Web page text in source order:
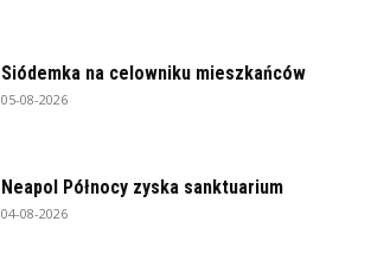
Siódemka na celowniku mieszkańców
05-08-2026
Neapol Północy zyska sanktuarium
04-08-2026